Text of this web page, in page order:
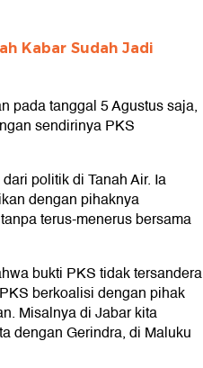
Kabar Sudah Jadi
pada tanggal 5 Agustus saja,
sendirinya PKS
politik di Tanah Air. Ia
dengan pihaknya
terus-menerus bersama
bukti PKS tidak tersandera
berkoalisi dengan pihak
Misalnya di Jabar kita
dengan Gerindra, di Maluku